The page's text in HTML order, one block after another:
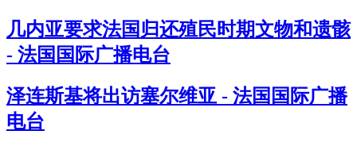
几内亚要求法国归还殖民时期文物和遗骸
- 法国国际广播电台
泽连斯基将出访塞尔维亚 - 法国国际广播
电台